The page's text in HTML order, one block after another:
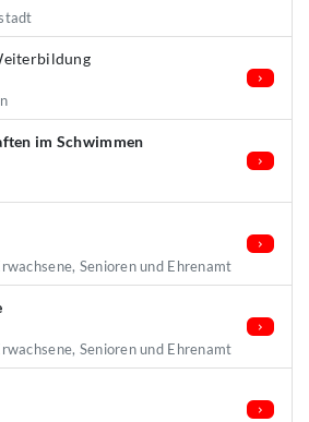
im Schwimmen
Senioren und Ehrenamt
Senioren und Ehrenamt